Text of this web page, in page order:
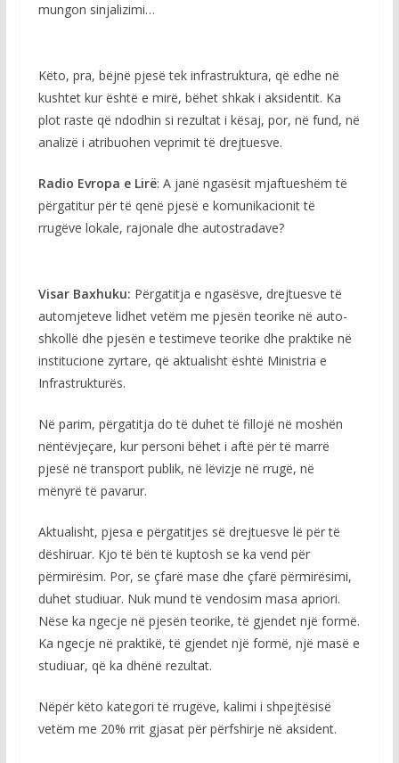
mungon sinjalizimi…
Këto, pra, bëjnë pjesë tek infrastruktura, që edhe në
kushtet kur është e mirë, bëhet shkak i aksidentit. Ka
plot raste që ndodhin si rezultat i kësaj, por, në fund, në
analizë i atribuohen veprimit të drejtuesve.
Radio Evropa e Lirë: A janë ngasësit mjaftueshëm të
përgatitur për të qenë pjesë e komunikacionit të
rrugëve lokale, rajonale dhe autostradave?
Visar Baxhuku: Përgatitja e ngasësve, drejtuesve të
automjeteve lidhet vetëm me pjesën teorike në auto-
shkollë dhe pjesën e testimeve teorike dhe praktike në
institucione zyrtare, që aktualisht është Ministria e
Infrastrukturës.
Në parim, përgatitja do të duhet të fillojë në moshën
nëntëvjeçare, kur personi bëhet i aftë për të marrë
pjesë në transport publik, në lëvizje në rrugë, në
mënyrë të pavarur.
Aktualisht, pjesa e përgatitjes së drejtuesve lë për të
dëshiruar. Kjo të bën të kuptosh se ka vend për
përmirësim. Por, se çfarë mase dhe çfarë përmirësimi,
duhet studiuar. Nuk mund të vendosim masa apriori.
Nëse ka ngecje në pjesën teorike, të gjendet një formë.
Ka ngecje në praktikë, të gjendet një formë, një masë e
studiuar, që ka dhënë rezultat.
Nëpër këto kategori të rrugëve, kalimi i shpejtësisë
vetëm me 20% rrit gjasat për përfshirje në aksident.